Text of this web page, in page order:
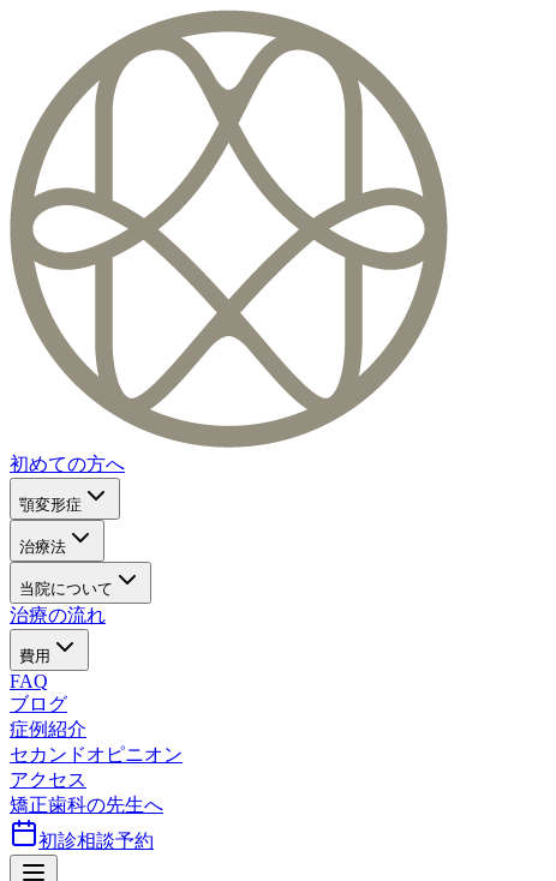
初めての方へ
顎変形症
治療法
当院について
治療の流れ
費用
FAQ
ブログ
症例紹介
セカンドオピニオン
アクセス
矯正歯科の先生へ
初診相談予約